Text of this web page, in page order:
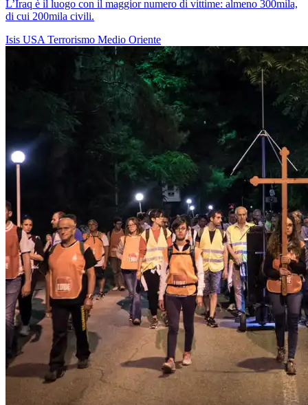
L’Iraq è il luogo con il maggior numero di vittime: almeno 300mila,
di cui 200mila civili.
Isis USA Terrorismo Medio Oriente